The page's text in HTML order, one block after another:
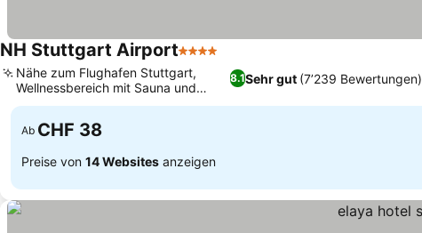
NH Stuttgart Airport4 Sterne
8.1Sehr gut (7’239 Bewertungen)
Nähe zum Flughafen Stuttgart,
Wellnessbereich mit Sauna und
Dampfbad
Ab CHF 38
Preise von 14 Websites anzeigen